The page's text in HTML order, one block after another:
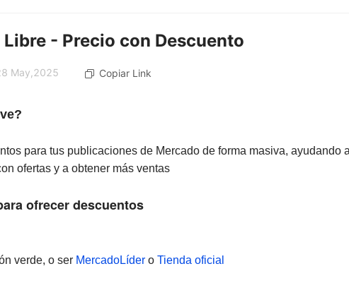
- Precio con Descuento
May,2025 Copiar Link
para tus publicaciones de Mercado de forma masiva, ayudando
ofertas y a obtener más ventas
ofrecer descuentos
verde, o ser MercadoLíder o Tienda oficial